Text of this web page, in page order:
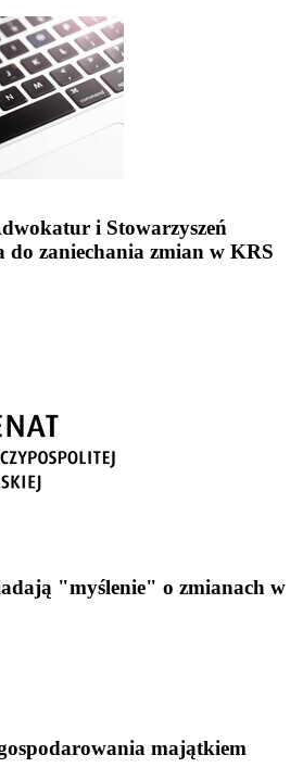
i Stowarzyszeń
do zaniechania zmian w KRS
"myślenie" o zmianach w
majątkiem